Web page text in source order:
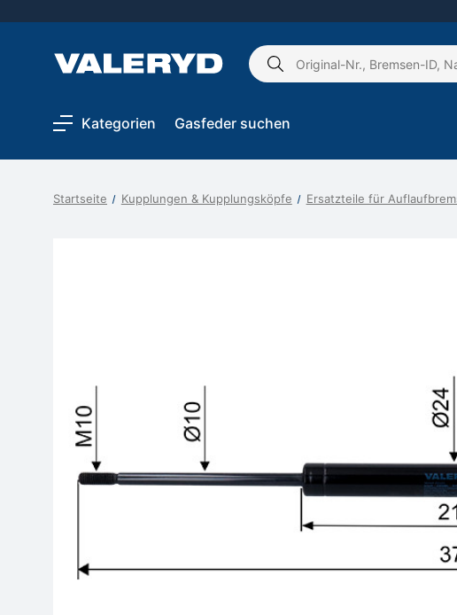
Schlagwort
Kategorien Gasfeder suchen
Startseite Kupplungen & Kupplungsköpfe Ersatzteile für